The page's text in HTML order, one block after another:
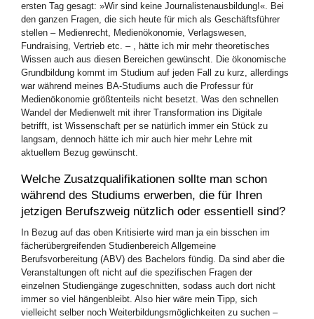
ersten Tag gesagt: »Wir sind keine Journalistenausbildung!«. Bei
den ganzen Fragen, die sich heute für mich als Geschäftsführer
stellen – Medienrecht, Medienökonomie, Verlagswesen,
Fundraising, Vertrieb etc. – , hätte ich mir mehr theoretisches
Wissen auch aus diesen Bereichen gewünscht. Die ökonomische
Grundbildung kommt im Studium auf jeden Fall zu kurz, allerdings
war während meines BA-Studiums auch die Professur für
Medienökonomie größtenteils nicht besetzt. Was den schnellen
Wandel der Medienwelt mit ihrer Transformation ins Digitale
betrifft, ist Wissenschaft per se natürlich immer ein Stück zu
langsam, dennoch hätte ich mir auch hier mehr Lehre mit
aktuellem Bezug gewünscht.
Welche Zusatzqualifikationen sollte man schon
während des Studiums erwerben, die für Ihren
jetzigen Berufszweig nützlich oder essentiell sind?
In Bezug auf das oben Kritisierte wird man ja ein bisschen im
fächerübergreifenden Studienbereich Allgemeine
Berufsvorbereitung (ABV) des Bachelors fündig. Da sind aber die
Veranstaltungen oft nicht auf die spezifischen Fragen der
einzelnen Studiengänge zugeschnitten, sodass auch dort nicht
immer so viel hängenbleibt. Also hier wäre mein Tipp, sich
vielleicht selber noch Weiterbildungsmöglichkeiten zu suchen –